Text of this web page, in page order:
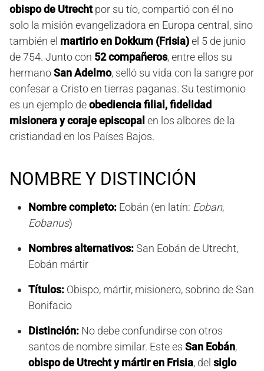
obispo de Utrechtpor su tío, compartió con él no
solo la misión evangelizadora en Europa central, sino
también el martirio en Dokkum (Frisia)el 5 de junio
de 754. Junto con 52 compañeros, entre ellos su
hermanoSan Adelmo, selló su vida con la sangre por
confesar a Cristo en tierras paganas. Su testimonio
es un ejemplo deobediencia filial, fidelidad
misionera y coraje episcopal en los albores de la
cristiandad en los Países Bajos.
NOMBRE Y DISTINCIÓN
Nombre completo: Eobán (en latín: Eoban,
Eobanus)
Nombres alternativos:San Eobán de Utrecht,
Eobán mártir
Títulos: Obispo, mártir, misionero, sobrino de San
Bonifacio
Distinción: No debe confundirse con otros
santos de nombre similar. Este es San Eobán,
obispo de Utrecht y mártir en Frisia, del siglo